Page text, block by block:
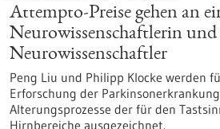
Attempto-Preise gehen an
Neurowissenschaftlerin und
Neurowissenschaftler
Peng Liu und Philipp Klocke werden
Erforschung der
Alterungsprozesse der für den
Hirnbereiche ausgezeichnet.